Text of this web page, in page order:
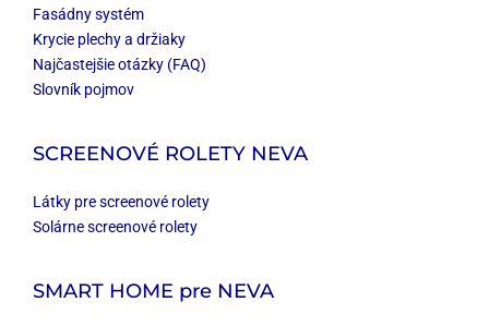
Fasádny systém
Krycie plechy a držiaky
Najčastejšie otázky (FAQ)
Slovník pojmov
SCREENOVÉ ROLETY NEVA
Látky pre screenové rolety
Solárne screenové rolety
SMART HOME pre NEVA